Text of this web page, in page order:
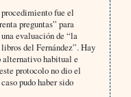
fue el
preguntas” para
evaluación de “la
del Fernández”. Hay
alternativo habitual e
protocolo no dio el
pudo haber sido